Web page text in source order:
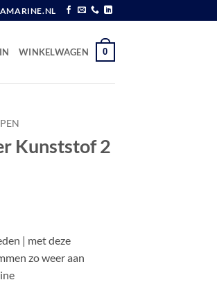
WINKELWAGEN 0
Kunststof 2
| met deze
zo weer aan